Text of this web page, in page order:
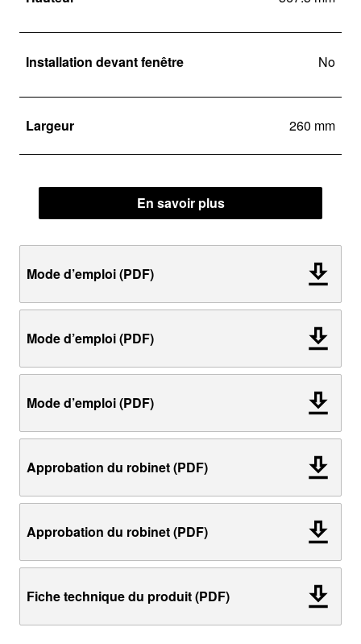
Installation devant fenêtre No
Largeur 260 mm
En savoir plus
Mode d’emploi (PDF)
Mode d’emploi (PDF)
Mode d’emploi (PDF)
Approbation du robinet (PDF)
Approbation du robinet (PDF)
Fiche technique du produit (PDF)